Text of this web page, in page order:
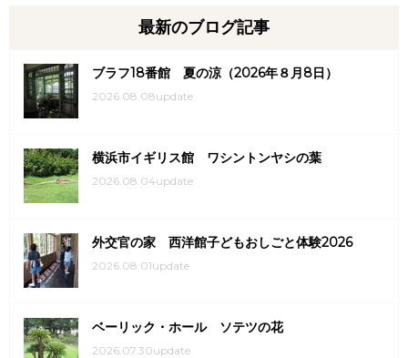
最新のブログ記事
ブラフ18番館 夏の涼（2026年８月8日）
2026.08.08update
横浜市イギリス館 ワシントンヤシの葉
2026.08.04update
外交官の家 西洋館子どもおしごと体験2026
2026.08.01update
ベーリック・ホール ソテツの花
2026.07.30update